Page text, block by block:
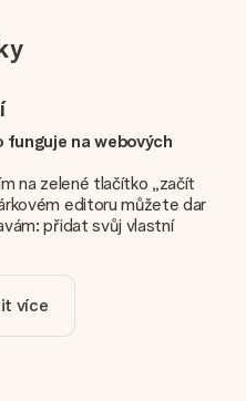
funguje na webových
na zelené tlačítko „začít
editoru můžete dar
přidat svůj vlastní
více